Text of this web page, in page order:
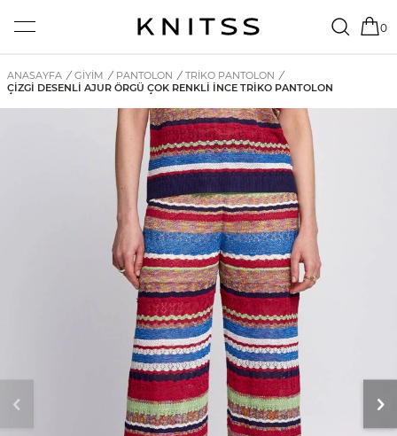
0
ANASAYFA / GİYİM / PANTOLON / TRIKO PANTOLON /
ÇIZGI DESENLI AJUR ÖRGÜ ÇOK RENKLI İNCE TRIKO PANTOLON